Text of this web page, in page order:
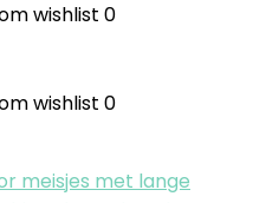
wishlist 0
wishlist 0